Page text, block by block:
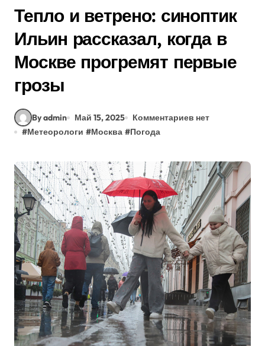
Тепло и ветрено: синоптик
Ильин рассказал, когда в
Москве прогремят первые
грозы
By admin Май 15, 2025
Комментариев нет
#Метеорологи #Москва #Погода